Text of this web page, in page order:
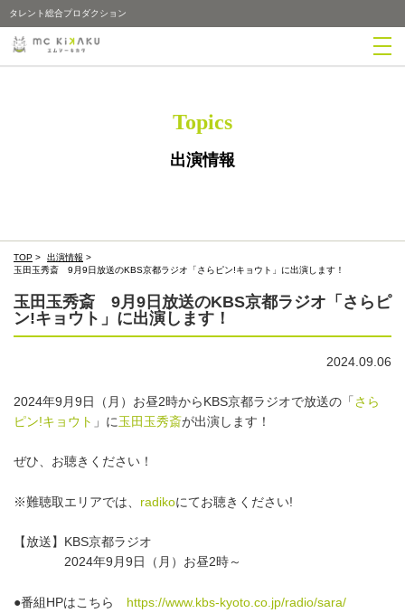
タレント総合プロダクション
Topics
出演情報
TOP > 出演情報 >
玉田玉秀斎 9月9日放送のKBS京都ラジオ「さらピン!キョウト」に出演します！
玉田玉秀斎 9月9日放送のKBS京都ラジオ「さらピ
ン!キョウト」に出演します！
2024.09.06
2024年9月9日（月）お昼2時からKBS京都ラジオで放送の「さら
ピン!キョウト 」に玉田玉秀斎が出演します！
ぜひ、お聴きください！
※難聴取エリアでは、 radikoにてお聴きください!
【放送】KBS京都ラジオ
2024年9月9日（月）お昼2時～
●番組HPはこちら https://www.kbs-kyoto.co.jp/radio/sara/